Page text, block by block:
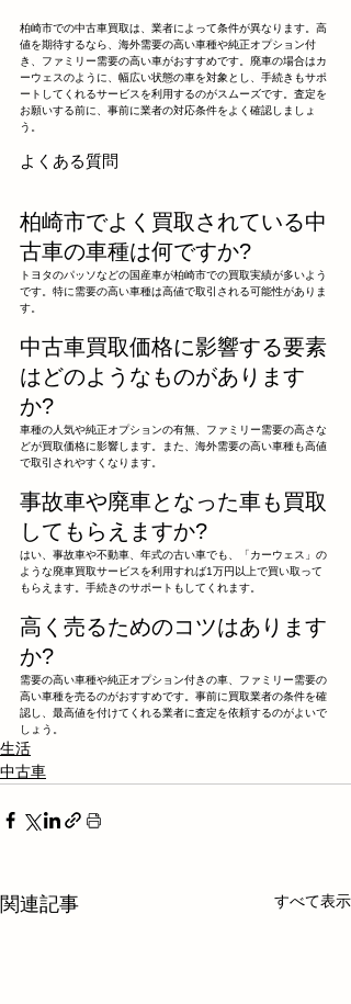
柏崎市での中古車買取は、業者によって条件が異なります。高
値を期待するなら、海外需要の高い車種や純正オプション付
き、ファミリー需要の高い車がおすすめです。廃車の場合はカ
ーウェスのように、幅広い状態の車を対象とし、手続きもサポ
ートしてくれるサービスを利用するのがスムーズです。査定を
お願いする前に、事前に業者の対応条件をよく確認しましょ
う。
よくある質問
柏崎市でよく買取されている中
古車の車種は何ですか?
トヨタのパッソなどの国産車が柏崎市での買取実績が多いよう
です。特に需要の高い車種は高値で取引される可能性がありま
す。
中古車買取価格に影響する要素
はどのようなものがあります
か?
車種の人気や純正オプションの有無、ファミリー需要の高さな
どが買取価格に影響します。また、海外需要の高い車種も高値
で取引されやすくなります。
事故車や廃車となった車も買取
してもらえますか?
はい、事故車や不動車、年式の古い車でも、「カーウェス」の
ような廃車買取サービスを利用すれば1万円以上で買い取って
もらえます。手続きのサポートもしてくれます。
高く売るためのコツはあります
か?
需要の高い車種や純正オプション付きの車、ファミリー需要の
高い車種を売るのがおすすめです。事前に買取業者の条件を確
認し、最高値を付けてくれる業者に査定を依頼するのがよいで
しょう。
生活
中古車
関連記事 すべて表示